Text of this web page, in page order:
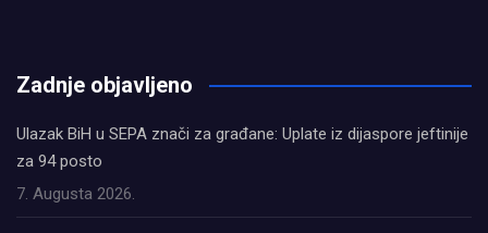
Zadnje objavljeno
Ulazak BiH u SEPA znači za građane: Uplate iz dijaspore jeftinije
za 94 posto
7. Augusta 2026.